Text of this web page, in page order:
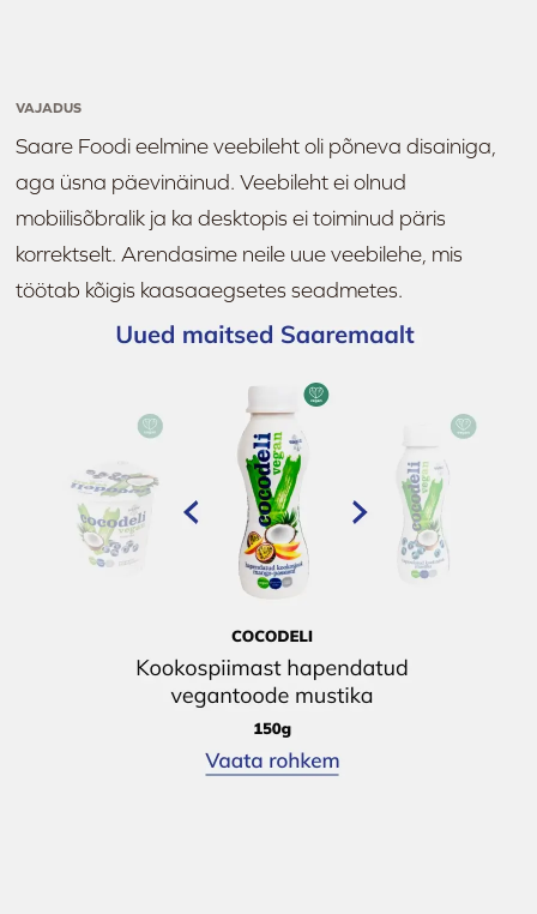
VAJADUS
Saare Foodi eelmine veebileht oli põneva disainiga,
aga üsna päevinäinud. Veebileht ei olnud
mobiilisõbralik ja ka desktopis ei toiminud päris
korrektselt. Arendasime neile uue veebilehe, mis
töötab kõigis kaasaaegsetes seadmetes.